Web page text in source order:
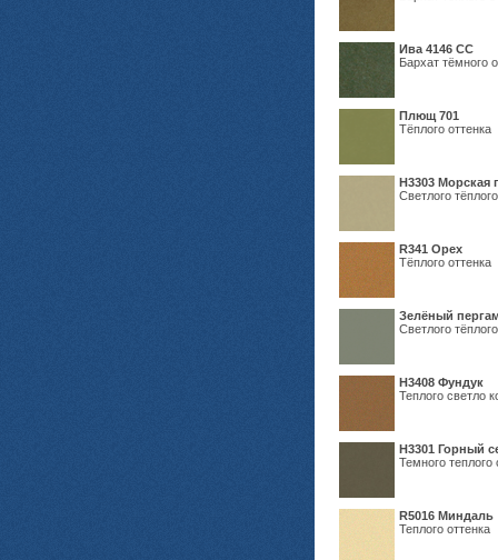
Ива 4146 СС
Бархат тёмного
Плющ 701
Тёплого оттенка
H3303 Морская
Светлого
R341 Орех
Тёплого оттенка
Зелёный
Светлого
Н3408 Фундук
Теплого светло
Н3301 Горный
Темного теплого
R5016 Миндаль
Теплого оттенка